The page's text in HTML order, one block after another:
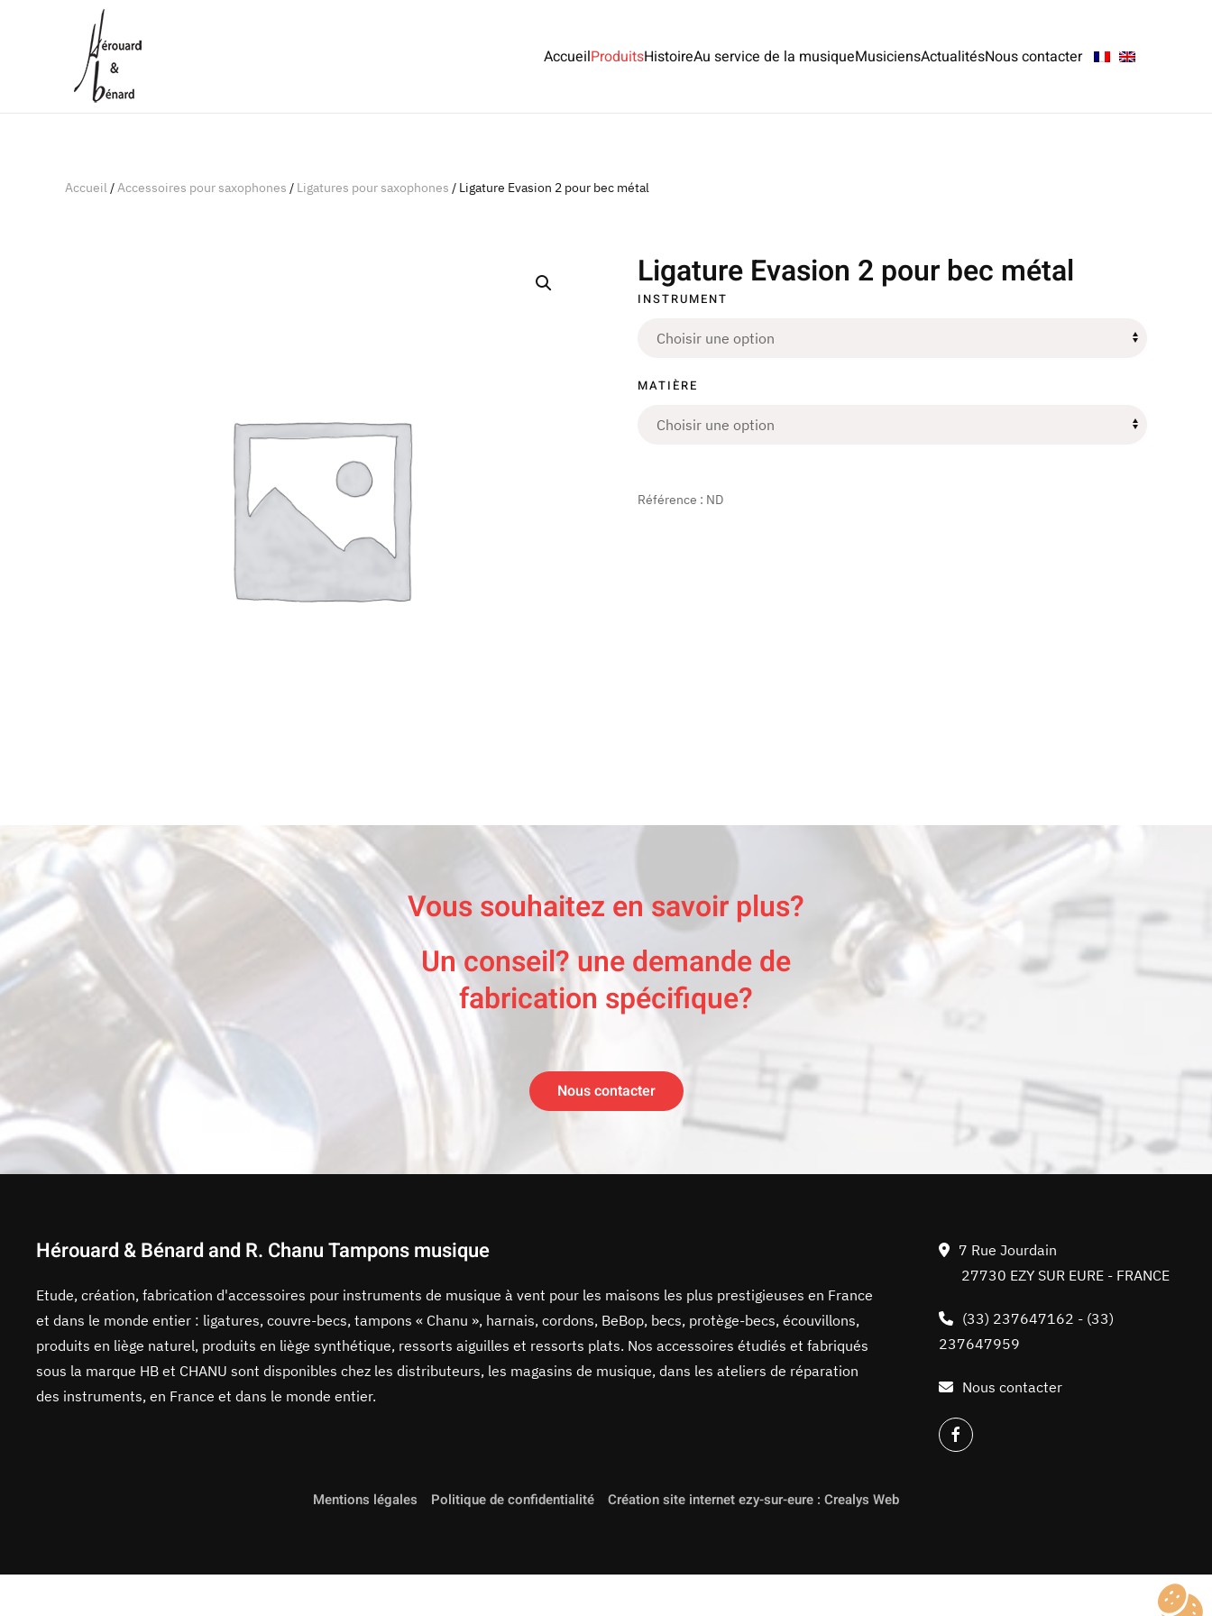
AccueilProduitsHistoireAu service de la musiqueMusiciensActualitésNous contacter
Accueil/Accessoires pour saxophones / Ligatures pour saxophones / Ligature Evasion 2 pour bec métal
Ligature Evasion 2 pour bec métal
INSTRUMENT
MATIÈRE
Référence : ND
Vous souhaitez en savoir plus?
Un conseil? une demande de
fabrication spécifique?
Nous contacter
Hérouard & Bénard and R. Chanu Tampons musique
Etude, création, fabrication d'accessoires pour instruments de musique à vent pour les maisons les plus prestigieuses en France
et dans le monde entier : ligatures, couvre-becs, tampons « Chanu », harnais, cordons, BeBop, becs, protège-becs, écouvillons,
produits en liège naturel, produits en liège synthétique, ressorts aiguilles et ressorts plats. Nos accessoires étudiés et fabriqués
sous la marque HB et CHANU sont disponibles chez les distributeurs, les magasins de musique, dans les ateliers de réparation
des instruments, en France et dans le monde entier.
7 Rue Jourdain
27730 EZY SUR EURE - FRANCE
(33) 237647162 - (33)
237647959
Nous contacter
Mentions légales Politique de confidentialité Création site internet ezy-sur-eure : Crealys Web
Panneau de gestion des cookies